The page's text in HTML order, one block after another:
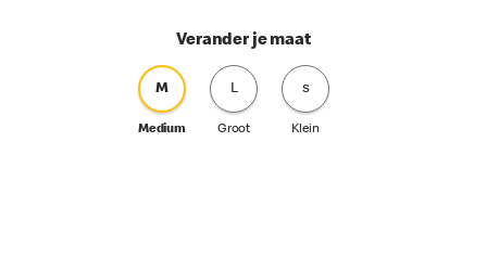
Verander je maat
M
Medium
L
Groot
s
Klein